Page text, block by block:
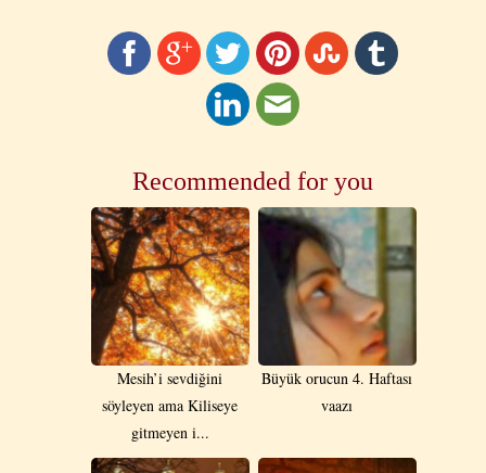
Recommended for you
Mesih’i sevdiğini
söyleyen ama Kiliseye
gitmeyen i...
Büyük orucun 4. Haftası
vaazı